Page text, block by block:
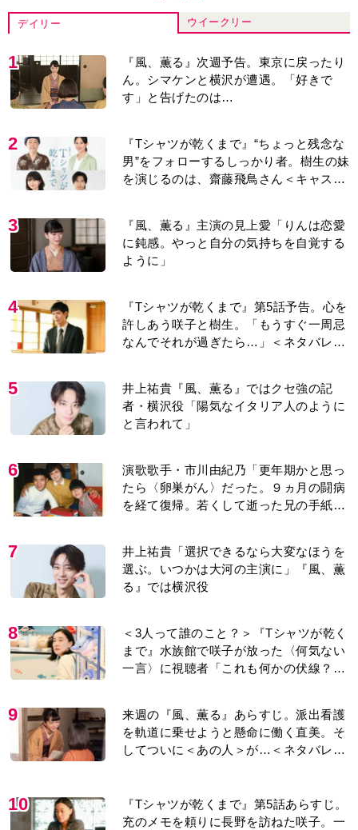
デイリー ウイークリー
1
『風、薫る』次週予告。東京に戻ったり
ん。シマケンと横沢が遭遇。「好きで
す」と告げたのは…
2
『Tシャツが乾くまで』“ちょっと残念な
男”をフォローするしっかり者。樹生の妹
を演じるのは、齋藤飛鳥さん＜キャスト
3
『風、薫る』主演の見上愛「りんは恋愛
に鈍感。やっと自分の気持ちを自覚する
ように」
4
『Tシャツが乾くまで』第5話予告。心を
許しあう咲子と樹生。「もうすぐ一周忌
なんでそれが過ぎたら…」＜ネタバレあ
5
井上祐貴『風、薫る』ではクセ強の記
者・横沢役「陽気なイタリア人のように
と言われて」
6
演歌歌手・市川由紀乃「更年期かと思っ
たら〈卵巣がん〉だった。９ヵ月の闘病
を経て復帰。若くして逝った兄の手紙を
7
井上祐貴「選択できるなら大変なほうを
選ぶ。いつかは大河の主演に」『風、薫
る』では横沢役
8
＜3人って誰のこと？＞『Tシャツが乾く
まで』水族館で咲子が放った〈何気ない
一言〉に視聴者「これも何かの伏線？」
9
来週の『風、薫る』あらすじ。派出看護
を軌道に乗せようと懸命に働く直美。そ
してついに＜あの人＞が…＜ネタバレあ
10
『Tシャツが乾くまで』第5話あらすじ。
充のメモを頼りに長野を訪ねた咲子。一